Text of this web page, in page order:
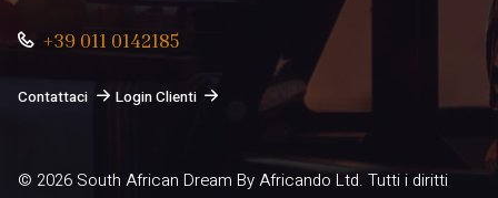
+39 011 0142185
Contattaci Login Clienti
© 2026 South African Dream By Africando Ltd. Tutti i diritti